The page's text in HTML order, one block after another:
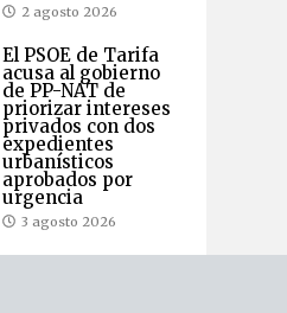
2 agosto 2026
El PSOE de Tarifa
acusa al gobierno
de PP-NAT de
priorizar intereses
privados con dos
expedientes
urbanísticos
aprobados por
urgencia
3 agosto 2026